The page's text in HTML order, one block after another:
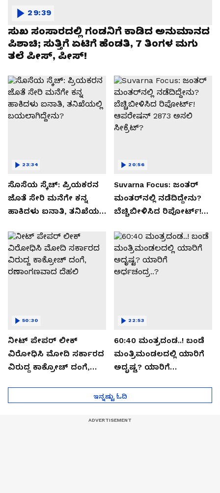
ಸುಖ ಸಂಸಾರದಲ್ಲಿ ಗಂಡನಿಗೆ ಕಾಡಿದ ಅನುಮಾನದ
ಪಿಶಾಚಿ; ಸುತ್ತಿಗೆ ಏಟಿಗೆ ಹೆಂಡತಿ, 7 ತಿಂಗಳ ಮಗು
ತಲೆ ಪೀಸ್, ಪೀಸ್!
29:39
ಸೊಸೆಯ ಸ್ಕೆಚ್: ಪ್ರಿಯಕರನ
ಜೊತೆ ಸೇರಿ ಮನೆಗೇ ಕನ್ನ
ಹಾಕಿದಳು ಐನಾತಿ, ತನಿಖೆಯಲ್ಲಿ
23:34
Suvarna Focus: ಜಂತರ್
ಮಂತರ್‌ನಲ್ಲಿ ನಡೆದಿದ್ದೇನು?
ಬೆಚ್ಚಿಬೀಳಿಸಿದ ರಿಪೋರ್ಟ್!
ಸೀಕ್ರೆಟ್?
20:56
ನೀಟ್ ಪೇಪರ್ ಲೀಕ್
ವಿರೋಧಿಸಿ ಮೋದಿ ಸರ್ಕಾರದ
ವಿರುದ್ದ ಕಾಕ್ರೋಚ್ ದಂಗೆ,
50:30
60:40 ಮಂತ್ರದಂಡ..! ಬಂಡೆ
ಮಂತ್ರಿಮಂಡಲದಲ್ಲಿ ಯಾರಿಗೆ
ಅದೃಷ್ಟ? ಯಾರಿಗೆ
22:53
ಇನ್ನಷ್ಟು ಓದಿ